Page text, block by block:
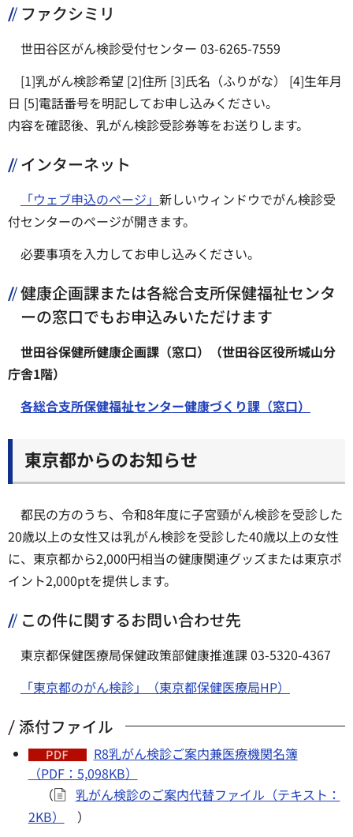
ファクシミリ
世田谷区がん検診受付センター 03-6265-7559
[1]乳がん検診希望 [2]住所 [3]氏名（ふりがな） [4]生年月
日 [5]電話番号を明記してお申し込みください。
内容を確認後、乳がん検診受診券等をお送りします。
インターネット
「ウェブ申込のページ」 新しいウィンドウでがん検診受
付センターのページが開きます。
必要事項を入力してお申し込みください。
健康企画課または各総合支所保健福祉センタ
ーの窓口でもお申込みいただけます
世田谷保健所健康企画課（窓口）（世田谷区役所城山分
庁舎1階）
各総合支所保健福祉センター健康づくり課（窓口）
東京都からのお知らせ
都民の方のうち、令和8年度に子宮頸がん検診を受診した
20歳以上の女性又は乳がん検診を受診した40歳以上の女性
に、東京都から2,000円相当の健康関連グッズまたは東京ポ
イント2,000ptを提供します。
この件に関するお問い合わせ先
東京都保健医療局保健政策部健康推進課 03-5320-4367
「東京都のがん検診」（東京都保健医療局HP）
添付ファイル
R8乳がん検診ご案内兼医療機関名簿
（PDF：5,098KB）
（
乳がん検診のご案内代替ファイル（テキスト：
2KB）
）